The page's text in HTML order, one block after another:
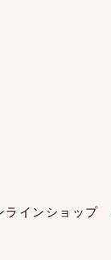
ラインショップ